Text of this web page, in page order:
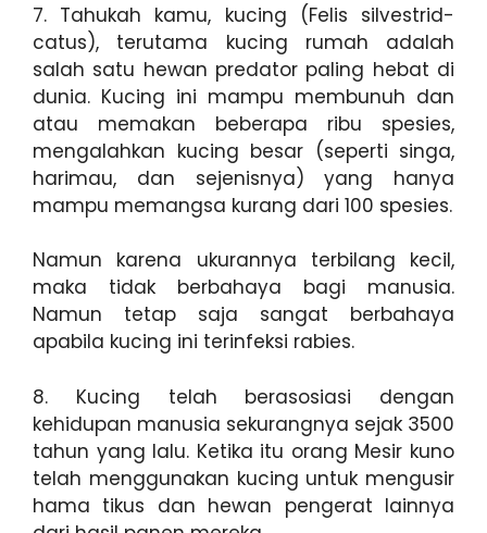
7. Tahukah kamu, kucing (Felis silvestrid-
catus), terutama kucing rumah adalah
salah satu hewan predator paling hebat di
dunia. Kucing ini mampu membunuh dan
atau memakan beberapa ribu spesies,
mengalahkan kucing besar (seperti singa,
harimau, dan sejenisnya) yang hanya
mampu memangsa kurang dari 100 spesies.
Namun karena ukurannya terbilang kecil,
maka tidak berbahaya bagi manusia.
Namun tetap saja sangat berbahaya
apabila kucing ini terinfeksi rabies.
8. Kucing telah berasosiasi dengan
kehidupan manusia sekurangnya sejak 3500
tahun yang lalu. Ketika itu orang Mesir kuno
telah menggunakan kucing untuk mengusir
hama tikus dan hewan pengerat lainnya